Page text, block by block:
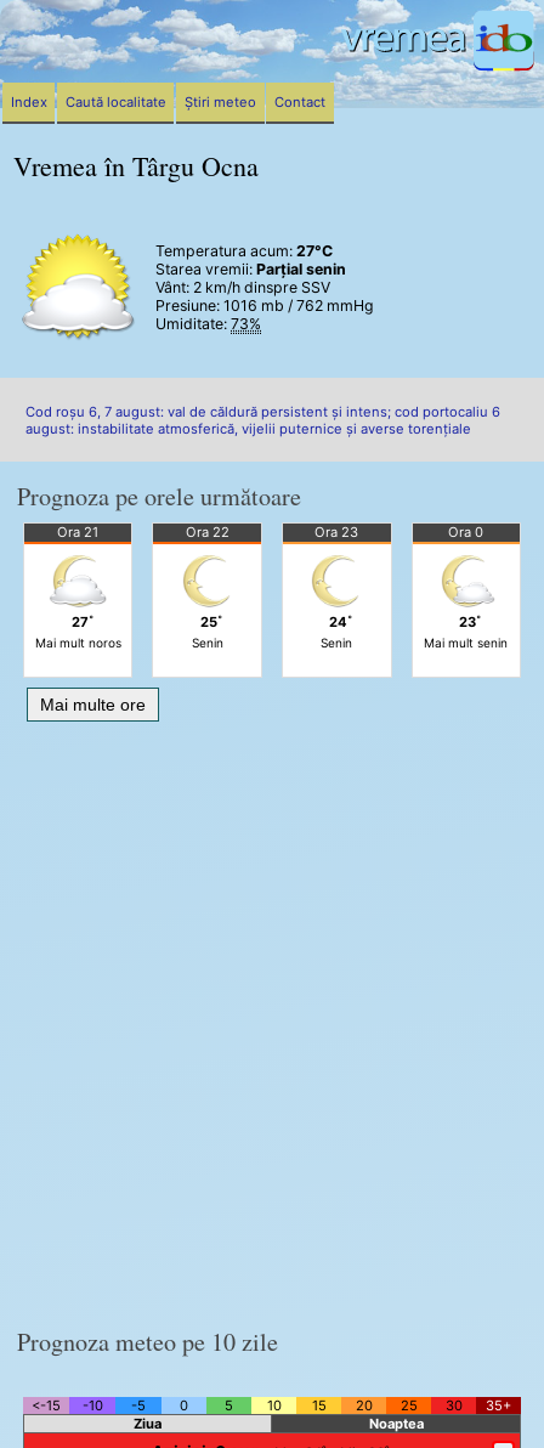
Vremea în Târgu Ocna
Temperatura acum: 27°C
Starea vremii: Parțial senin
Vânt: 2 km/h dinspre SSV
Presiune: 1016 mb / 762 mmHg
Umiditate: 73%
Cod roșu 6, 7 august: val de căldură persistent și intens; cod portocaliu 6
august: instabilitate atmosferică, vijelii puternice și averse torențiale
Prognoza pe orele următoare
Ora 21
27˚
Mai mult noros
Ora 22
25˚
Senin
Ora 23
24˚
Senin
Ora 0
23˚
Mai mult senin
Mai multe ore
Prognoza meteo pe 10 zile
<-15 -10 -5 0 5 10 15 20 25 30
35+
Ziua
Noaptea
Index Caută localitate Știri meteo Contact